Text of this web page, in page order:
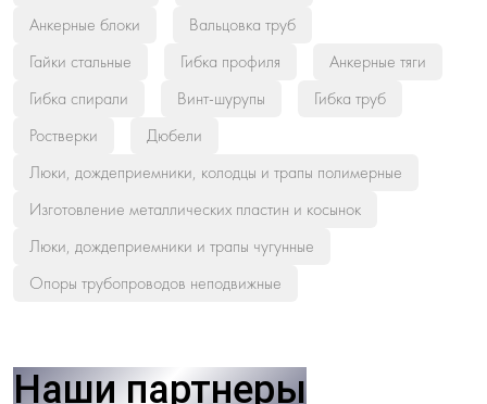
Анкерные блоки
Вальцовка труб
Гайки стальные
Гибка профиля
Анкерные тяги
Гибка спирали
Винт-шурупы
Гибка труб
Ростверки
Дюбели
Люки, дождеприемники, колодцы и трапы полимерные
Изготовление металлических пластин и косынок
Люки, дождеприемники и трапы чугунные
Опоры трубопроводов неподвижные
Наши партнеры